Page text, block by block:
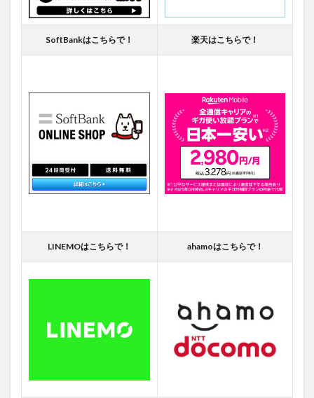
SoftBankはこちらで！ 楽天はこちらで！
LINEMOはこちらで！ ahamoはこちらで！